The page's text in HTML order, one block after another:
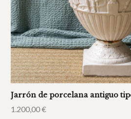
Jarrón de porcelana antiguo
1.200,00€